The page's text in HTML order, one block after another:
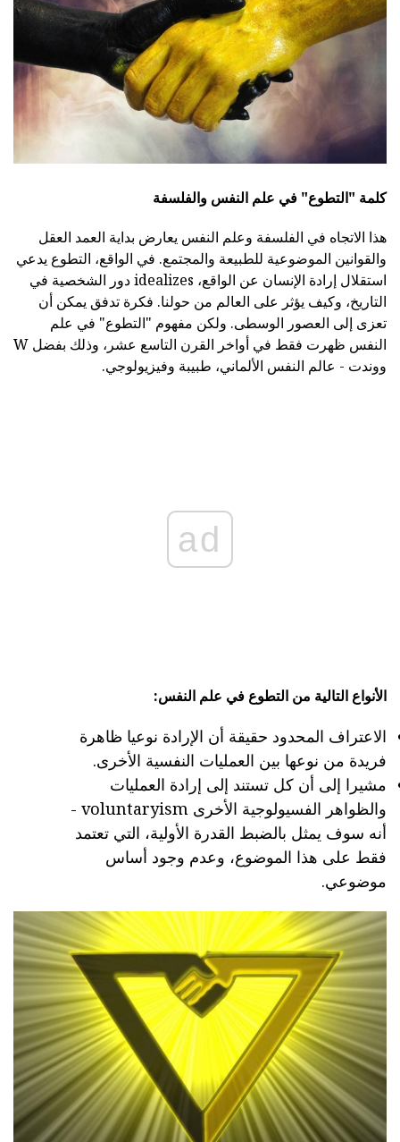
كلمة "التطوع" في علم النفس والفلسفة
هذا الاتجاه في الفلسفة وعلم النفس يعارض بداية العمد العقل
والقوانين الموضوعية للطبيعة والمجتمع. في الواقع، التطوع يدعي
استقلال إرادة الإنسان عن الواقع، idealizes دور الشخصية في
التاريخ، وكيف يؤثر على العالم من حولنا. فكرة تدفق يمكن أن
تعزى إلى العصور الوسطى. ولكن مفهوم "التطوع" في علم
النفس ظهرت فقط في أواخر القرن التاسع عشر، وذلك بفضل W
ووندت - عالم النفس الألماني، طبيبة وفيزيولوجي.
ad
الأنواع التالية من التطوع في علم النفس:
الاعتراف المحدود حقيقة أن الإرادة نوعيا ظاهرة
فريدة من نوعها بين العمليات النفسية الأخرى.
مشيرا إلى أن كل تستند إلى إرادة العمليات
والظواهر الفسيولوجية الأخرى voluntaryism -
أنه سوف يمثل بالضبط القدرة الأولية، التي تعتمد
فقط على هذا الموضوع، وعدم وجود أساس
موضوعي.